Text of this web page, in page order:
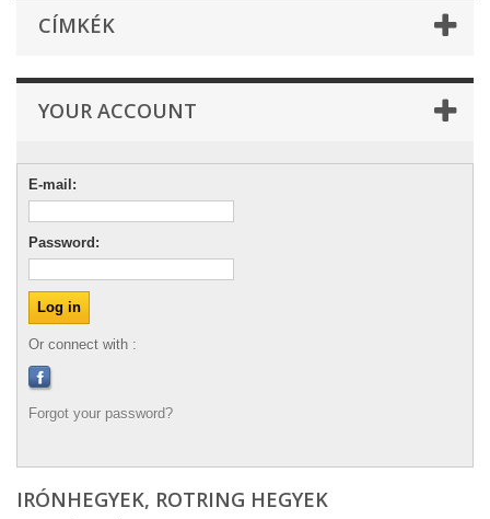
CÍMKÉK
YOUR ACCOUNT
E-mail:
Password:
Or connect with :
Forgot your password?
IRÓNHEGYEK, ROTRING HEGYEK